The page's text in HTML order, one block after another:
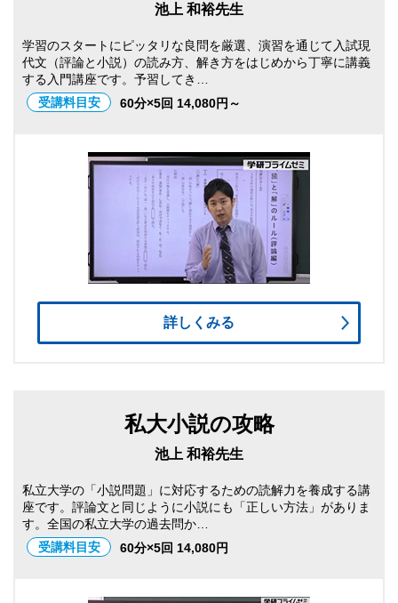
池上 和裕先生
学習のスタートにピッタリな良問を厳選、演習を通じて入試現
代文（評論と小説）の読み方、解き方をはじめから丁寧に講義
する入門講座です。予習してき…
受講料目安
60分×5回 14,080円～
詳しくみる
私大小説の攻略
池上 和裕先生
私立大学の「小説問題」に対応するための読解力を養成する講
座です。評論文と同じように小説にも「正しい方法」がありま
す。全国の私立大学の過去問か…
受講料目安
60分×5回 14,080円